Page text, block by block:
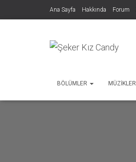
Ana Sayfa Hakkında Forum
BÖLÜMLER MÜZIKLER